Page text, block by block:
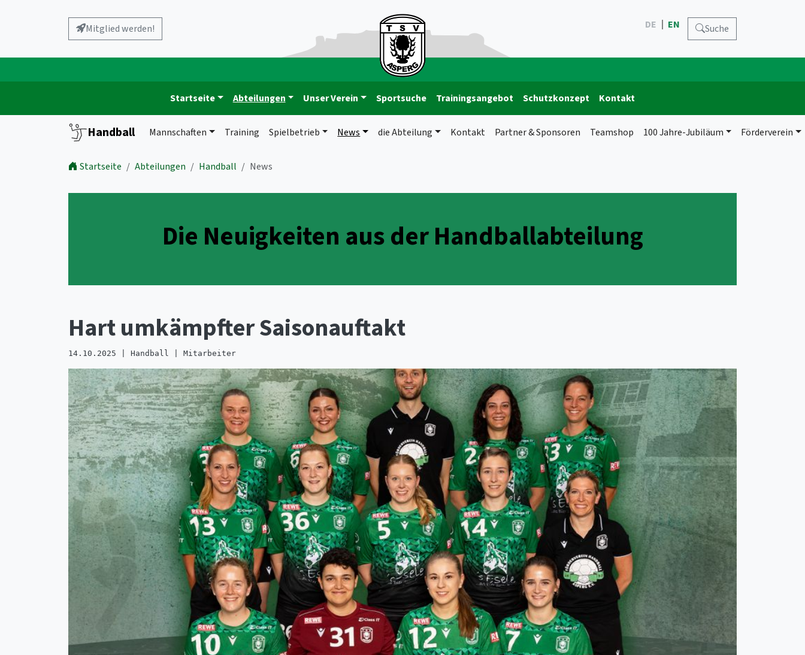
Mitglied werden! DE EN Suche
Startseite Abteilungen Unser Verein Sportsuche Trainingsangebot Schutzkonzept Kontakt
Handball Mannschaften Training Spielbetrieb News die Abteilung Kontakt Partner & Sponsoren Teamshop 100 Jahre-Jubiläum Förderverein
Startseite Abteilungen Handball News
Die Neuigkeiten aus der Handballabteilung
Hart umkämpfter Saisonauftakt
14.10.2025 | Handball | Mitarbeiter